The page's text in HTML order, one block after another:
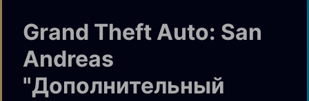
Grand Theft Auto: San
Andreas
"Дополнительный